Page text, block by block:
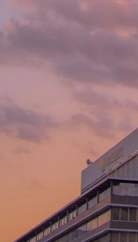
ยยิ้มกับ
นปาก
ลอรู
ด้นาน
Balm
เมน
N
น้ำยา